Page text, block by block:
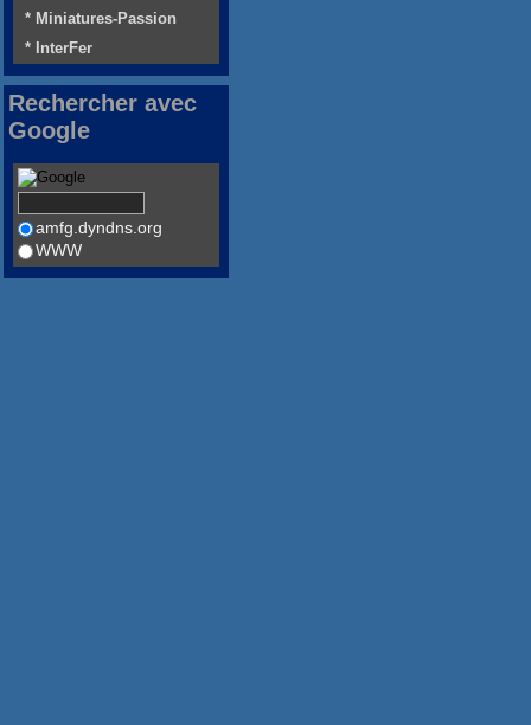
* Miniatures-Passion
* InterFer
Rechercher avec
Google
amfg.dyndns.org
WWW